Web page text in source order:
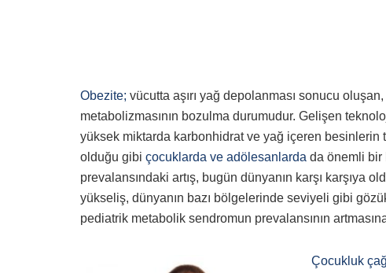
Obezite; vücutta aşırı yağ depolanması sonucu
metabolizmasının bozulma durumudur. Gelişen
yüksek miktarda karbonhidrat ve yağ içeren
olduğu gibi çocuklarda ve adölesanlarda da önemli bir
prevalansındaki artış, bugün dünyanın karşı karşıya
yükseliş, dünyanın bazı bölgelerinde seviyeli gibi
pediatrik metabolik sendromun prevalansının
Çocukluk